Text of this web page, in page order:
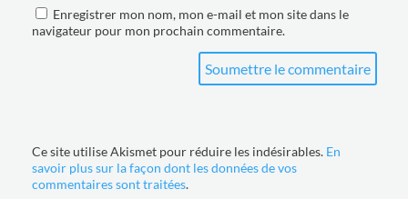
Enregistrer mon nom, mon e-mail et mon site dans le
navigateur pour mon prochain commentaire.
Soumettre le commentaire
Ce site utilise Akismet pour réduire les indésirables. En
savoir plus sur la façon dont les données de vos
commentaires sont traitées.